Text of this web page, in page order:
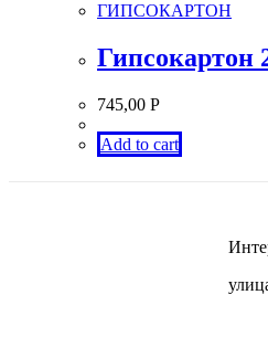
ГИПСОКАРТОН
Гипсокартон
745,00 Р
Add to cart